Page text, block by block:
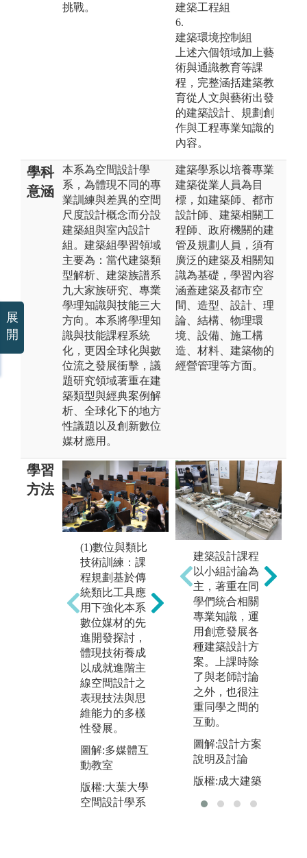
挑戰。
建築工程組
6.
建築環境控制組
上述六個領域加上藝
術與通識教育等課
程，完整涵括建築教
育從人文與藝術出發
的建築設計、規劃創
作與工程專業知識的
內容。
學科
意涵
本系為空間設計學
系，為體現不同的專
業訓練與差異的空間
尺度設計概念而分設
建築組與室內設計
組。建築組學習領域
主要為：當代建築類
型解析、建築族譜系
九大家族研究、專業
學理知識與技能三大
方向。本系將學理知
識與技能課程系統
化，更因全球化與數
位流之發展衝擊，議
題研究領域著重在建
築類型與經典案例解
析、全球化下的地方
性議題以及創新數位
媒材應用。
建築學系以培養專業
建築從業人員為目
標，如建築師、都市
設計師、建築相關工
程師、政府機關的建
管及規劃人員，須有
廣泛的建築及相關知
識為基礎，學習內容
涵蓋建築及都市空
間、造型、設計、理
論、結構、物理環
境、設備、施工構
造、材料、建築物的
經營管理等方面。
學習
方法
(1)數位與類比
技術訓練：課
程規劃基於傳
統類比工具應
用下強化本系
數位媒材的先
進開發探討，
體現技術養成
以成就進階主
線空間設計之
表現技法與思
維能力的多樣
性發展。
圖解:多媒體互
動教室
版權:大葉大學
空間設計學系
譜研究 - 設計
九大家族歸納
- 經典案例解
析：時間推進
著世界的演
變，演變留下
的痕跡則成為
知識與經驗。
藉由學習當代
建築與室內的
設計先例，依
照設計者的風
格、樣式、設
計方法等進行
歸納整合，建
構出全國唯一
的學理論述與
建築設計課程
以小組討論為
主，著重在同
學們統合相關
專業知識，運
用創意發展各
種建築設計方
案。上課時除
了與老師討論
之外，也很注
重同學之間的
互動。
圖解:設計方案
說明及討論
版權:成大建築
展
開